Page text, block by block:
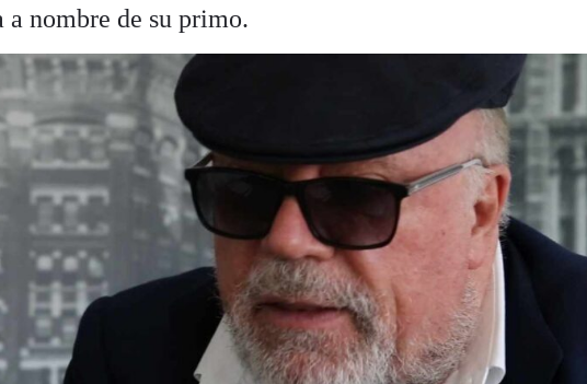
a nombre de su primo.